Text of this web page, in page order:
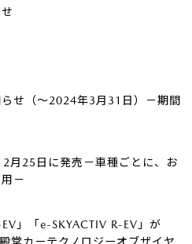
らせ（～2024年3月31日）－期間
月25日に発売－車種ごとに、お
－
」「e-SKYACTIV R-EV」が